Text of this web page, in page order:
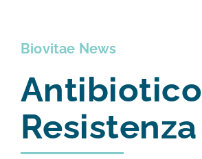
SANIFICAZIONE CONTINUA
PRODOTTI
APPLICAZIONI
Biovitae News
Antibiotico
Resistenza